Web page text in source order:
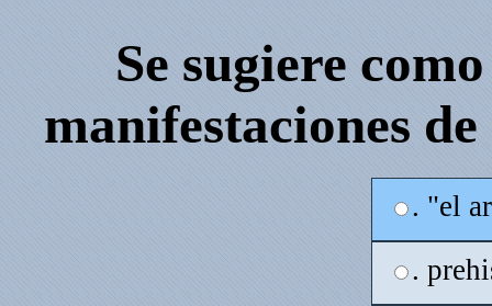
Se sugiere
manifestaciones
. "el
.